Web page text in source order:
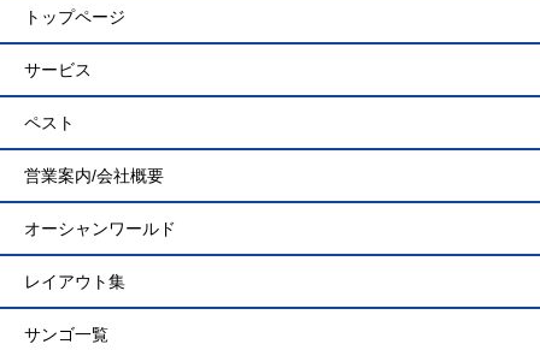
トップページ
サービス
ペスト
営業案内/会社概要
オーシャンワールド
レイアウト集
サンゴ一覧